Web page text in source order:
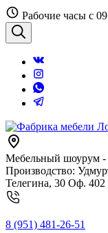
Перейти
к
содержанию
Рабочие часы с
Поиск
Мебельный шоурум -
Производство:
Телегина, 30 Оф. 402
8 (951) 481-26-51